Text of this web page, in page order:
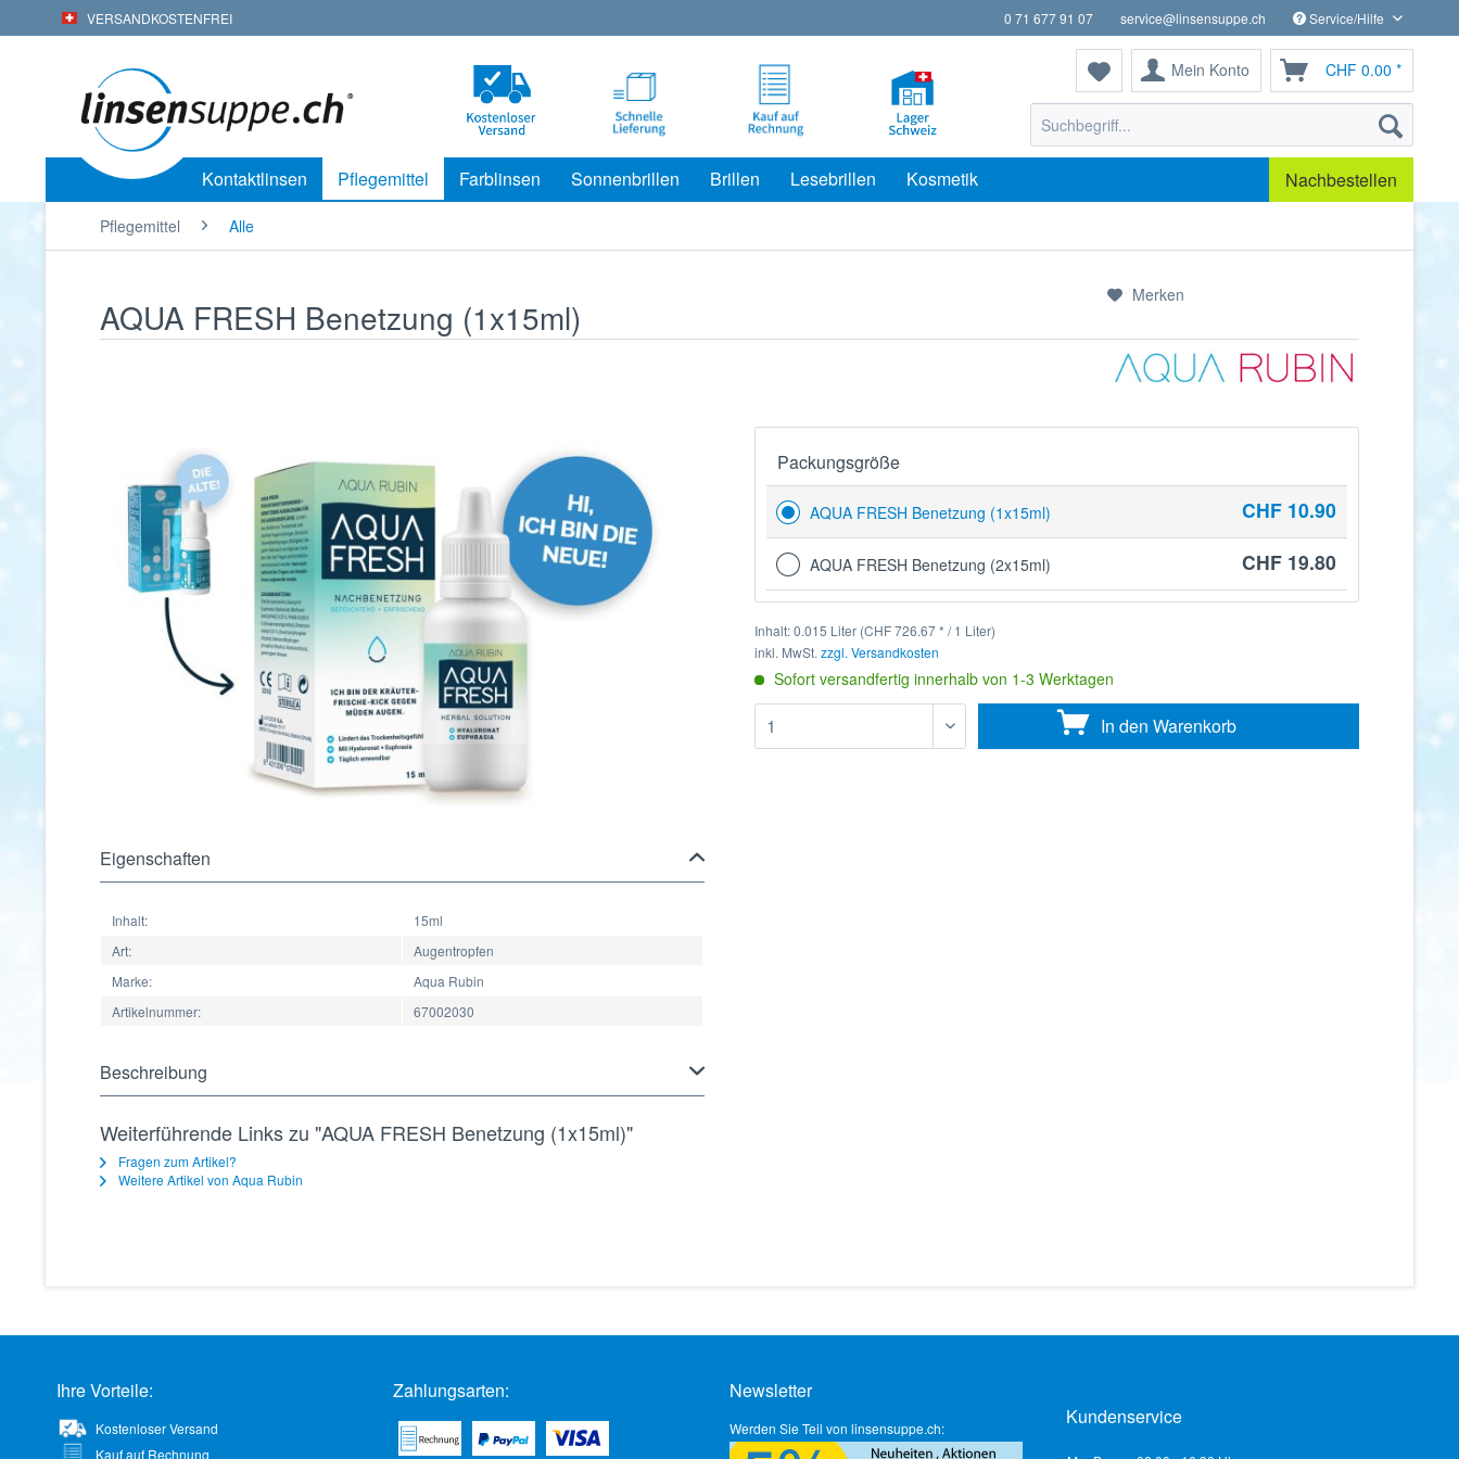
VERSANDKOSTENFREI 0 71 677 91 07 service@linsensuppe.ch Service/Hilfe
Mein Konto CHF 0.00 *
Kontaktlinsen Pflegemittel Farblinsen Sonnenbrillen Brillen Lesebrillen Kosmetik Nachbestellen
Pflegemittel Alle
AQUA FRESH Benetzung (1x15ml)
Merken
Eigenschaften
Inhalt:
15ml
Art:
Augentropfen
Marke:
Aqua Rubin
Artikelnummer:
67002030
Beschreibung
Weiterführende Links zu "AQUA FRESH Benetzung (1x15ml)"
Fragen zum Artikel?
Weitere Artikel von Aqua Rubin
Packungsgröße
AQUA FRESH Benetzung (1x15ml) CHF 10.90
AQUA FRESH Benetzung (2x15ml) CHF 19.80
Inhalt:0.015 Liter (CHF 726.67 * / 1 Liter)
inkl. MwSt.zzgl. Versandkosten
Sofort versandfertig innerhalb von 1-3 Werktagen
In den Warenkorb
Ihre Vorteile:
Kostenloser Versand
Kauf auf Rechnung
Zahlungsarten: Newsletter
Werden Sie Teil von linsensuppe.ch: Kundenservice